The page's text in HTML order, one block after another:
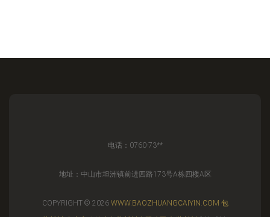
电话：0760-73**
地址：中山市坦洲镇前进四路173号A栋四楼A区
COPYRIGHT © 2026 WWW.BAOZHUANGCAIYIN.COM 包